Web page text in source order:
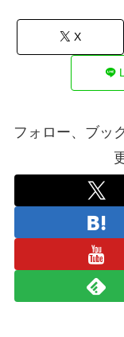
X
フォロー、ブッ